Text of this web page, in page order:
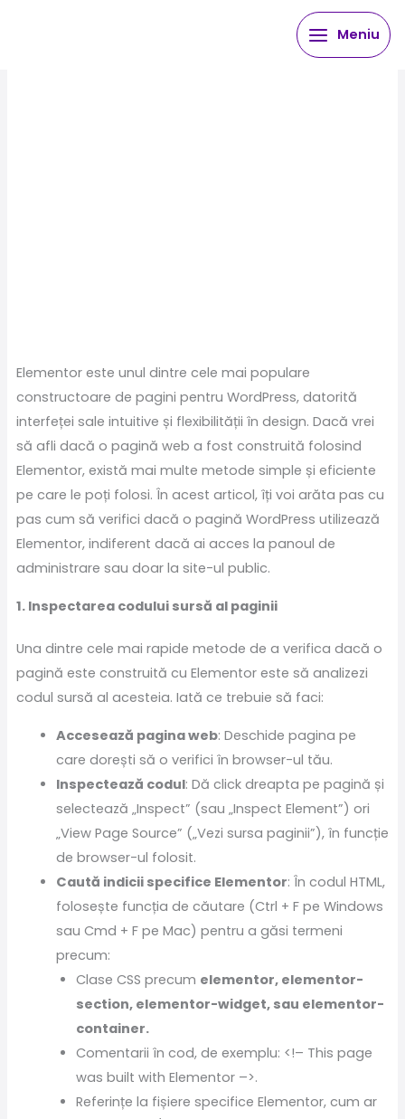
Meniu
Elementor este unul dintre cele mai populare
constructoare de pagini pentru WordPress, datorită
interfeței sale intuitive și flexibilității în design. Dacă vrei
să afli dacă o pagină web a fost construită folosind
Elementor, există mai multe metode simple și eficiente
pe care le poți folosi. În acest articol, îți voi arăta pas cu
pas cum să verifici dacă o pagină WordPress utilizează
Elementor, indiferent dacă ai acces la panoul de
administrare sau doar la site-ul public.
1. Inspectarea codului sursă al paginii
Una dintre cele mai rapide metode de a verifica dacă o
pagină este construită cu Elementor este să analizezi
codul sursă al acesteia. Iată ce trebuie să faci:
Accesează pagina web: Deschide pagina pe
care dorești să o verifici în browser-ul tău.
Inspectează codul: Dă click dreapta pe pagină și
selectează „Inspect” (sau „Inspect Element”) ori
„View Page Source” („Vezi sursa paginii”), în funcție
de browser-ul folosit.
Caută indicii specifice Elementor: În codul HTML,
folosește funcția de căutare (Ctrl + F pe Windows
sau Cmd + F pe Mac) pentru a găsi termeni
precum:
Clase CSS precum elementor, elementor-
section, elementor-widget, sau elementor-
container.
Comentarii în cod, de exemplu: <!– This page
was built with Elementor –>.
Referințe la fișiere specifice Elementor, cum ar